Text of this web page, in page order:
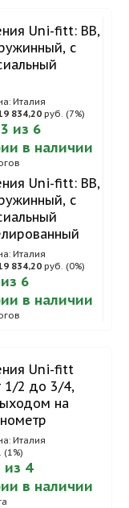
Uni-fitt: ВВ,
с
Италия
834,20 руб. (7%)
из 6
в наличии
Uni-fitt: ВВ,
с
Италия
834,20 руб. (0%)
6
в наличии
Uni-fitt
1/2 до 3/4,
на
Италия
(1%)
из 4
в наличии